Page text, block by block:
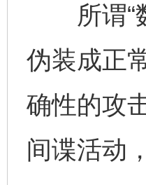
所谓“数
伪装成正
确性的攻
间谍活动